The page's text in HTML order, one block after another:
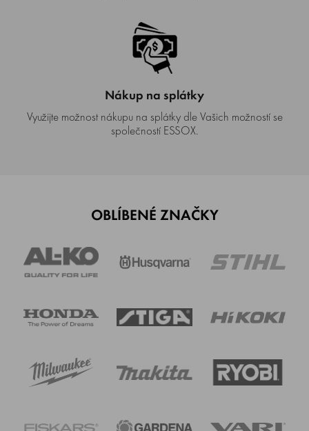
Nákup na splátky
Využijte možnost nákupu na splátky dle Vašich možností se
společností ESSOX.
OBLÍBENÉ ZNAČKY